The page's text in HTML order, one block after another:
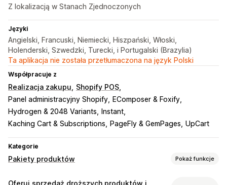
Z lokalizacją w Stanach Zjednoczonych
Języki
Angielski, Francuski, Niemiecki, Hiszpański, Włoski,
Holenderski, Szwedzki, Turecki, i Portugalski (Brazylia)
Ta aplikacja nie została przetłumaczona na język Polski
Współpracuje z
Realizacja zakupu
Shopify POS
Panel administracyjny Shopify
EComposer & Foxify
Hydrogen & 2048 Variants
Instant
Kaching Cart & Subscriptions
PageFly & GemPages UpCart
Kategorie
Pakiety produktów Pokaż funkcje
Typy pakietów